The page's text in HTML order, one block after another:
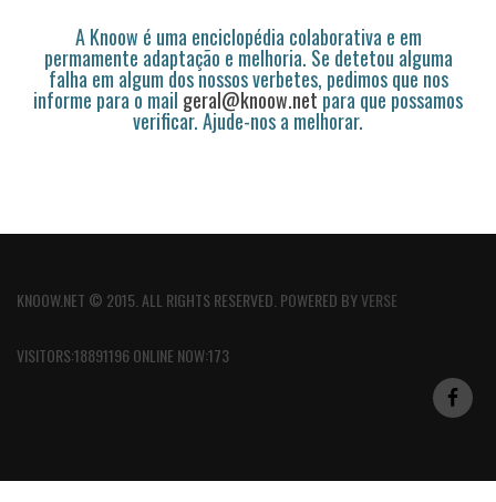
A Knoow é uma enciclopédia colaborativa e em
permamente adaptação e melhoria. Se detetou alguma
falha em algum dos nossos verbetes, pedimos que nos
informe para o mail geral@knoow.netpara que possamos
verificar. Ajude-nos a melhorar.
KNOOW.NET © 2015. ALL RIGHTS RESERVED. POWERED BYVERSE
VISITORS:18891196 ONLINE NOW:173